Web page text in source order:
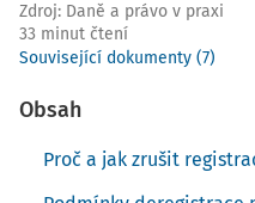
Zdroj: Daně a právo v praxi
33 minut čtení
Související dokumenty (7)
Obsah
Proč a jak zrušit